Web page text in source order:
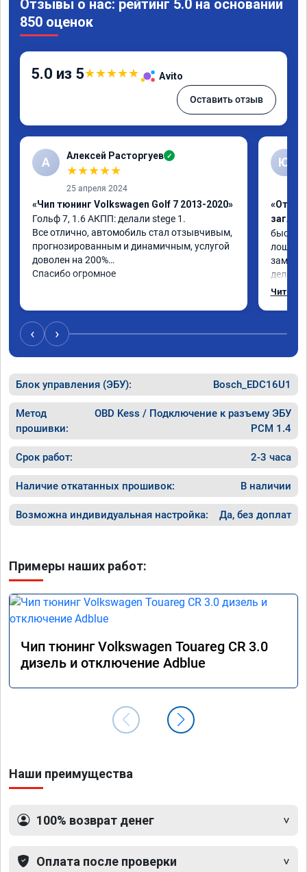
Отзывы о нас: рейтинг 5.0 на основании
850 оценок
5.0 из 5★★★★★ Avito
Оставить отзыв
А Алексей Расторгуев ✓
★★★★★
25 апреля 2024
«Чип тюнинг Volkswagen Golf 7 2013-2020»
Гольф 7, 1.6 АКПП: делали stege 1.
Все отлично, автомобиль стал отзывчивым,
прогнозированным и динамичным, услугой
доволен на 200%
Спасибо огромное
Ю
быстро
может
Читать
‹ ›
Блок управления (ЭБУ): Bosch_EDC16U1
Метод
прошивки:
OBD Kess / Подключение к разъему ЭБУ
PCM 1.4
Срок работ: 2-3 часа
Наличие откатанных прошивок: В наличии
Возможна индивидуальная настройка: Да, без доплат
Примеры наших работ:
Чип тюнинг Volkswagen Touareg CR 3.0
дизель и отключение Adblue
Наши преимущества
100% возврат денег
Оплата после проверки